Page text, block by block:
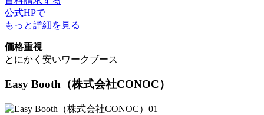
公式HPで
もっと詳細を見る
価格重視
とにかく安いワークブース
Easy Booth （株式会社CONOC）